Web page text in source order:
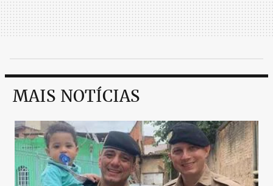
MAIS NOTÍCIAS